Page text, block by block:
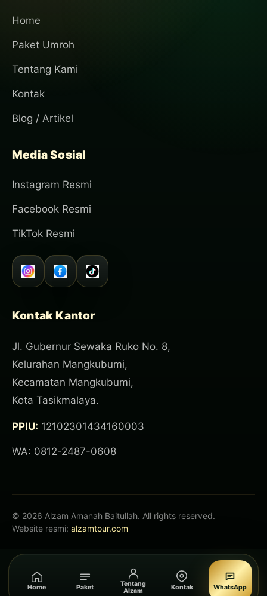
Home Paket
Tentang
Alzam
Kontak WhatsApp
Home
Paket Umroh
Tentang Kami
Kontak
Blog / Artikel
Media Sosial
Instagram Resmi
Facebook Resmi
TikTok Resmi
Kontak Kantor
Jl. Gubernur Sewaka Ruko No. 8,
Kelurahan Mangkubumi,
Kecamatan Mangkubumi,
Kota Tasikmalaya.
PPIU: 12102301434160003
WA: 0812-2487-0608
© 2026 Alzam Amanah Baitullah. All rights reserved.
Website resmi: alzamtour.com